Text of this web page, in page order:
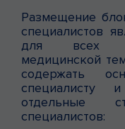
Размещение
специалистов
для всех
медицинской
содержать
специалисту
отдельные
специалистов: